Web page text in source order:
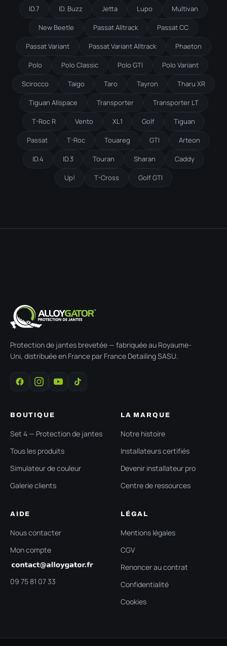
ID.7 ID. Buzz Jetta Lupo Multivan
New Beetle Passat Alltrack Passat CC
Passat Variant Passat Variant Alltrack Phaeton
Polo Polo Classic Polo GTI Polo Variant
Scirocco Taigo Taro Tayron Tharu XR
Tiguan Allspace Transporter Transporter LT
T-Roc R Vento XL1 Golf Tiguan
Passat T-Roc Touareg GTI Arteon
ID.4 ID.3 Touran Sharan Caddy
Up! T-Cross Golf GTI
Protection de jantes brevetée — fabriquée au Royaume-
Uni, distribuée en France par France Detailing SASU.
BOUTIQUE
Set 4 — Protection de jantes
Tous les produits
Simulateur de couleur
Galerie clients
LA MARQUE
Notre histoire
Installateurs certifiés
Devenir installateur pro
Centre de ressources
AIDE
Nous contacter
Mon compte
09 75 81 07 33
LÉGAL
Mentions légales
CGV
Renoncer au contrat
Confidentialité
Cookies